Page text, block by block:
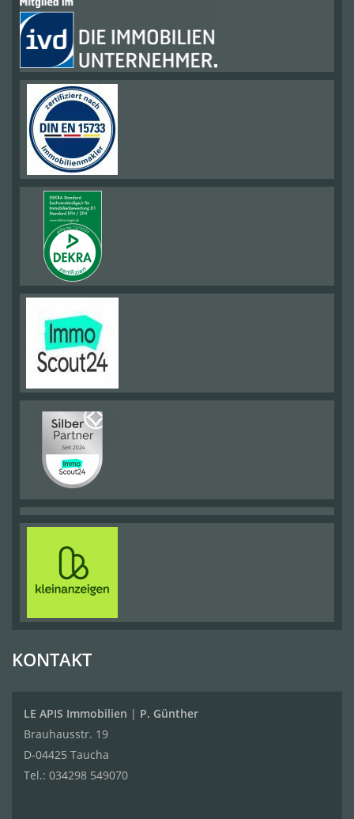
KONTAKT
LE APIS Immobilien | P. Günther
Brauhausstr. 19
D-04425 Taucha
Tel.: 034298 549070